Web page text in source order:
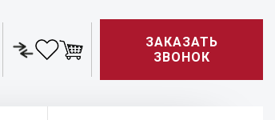
ЗАКАЗАТЬ
ЗВОНОК